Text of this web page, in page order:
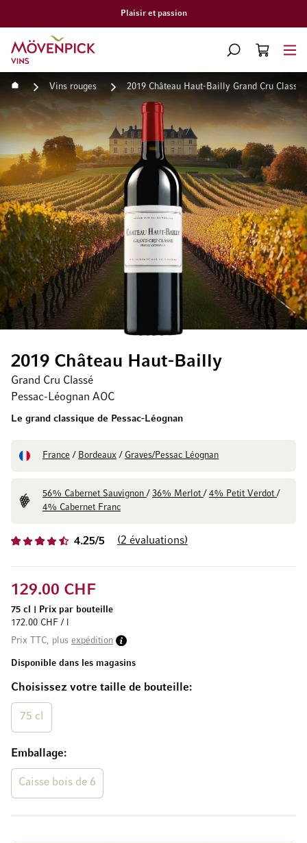
Plaisir et passion
Aller à la page d'accueil
CHERCHERPANIERMinicart
Accueil Vins rouges 2019 Château Haut-Bailly Grand Cru Classé
4.25/5 2 évaluations
2019 Château Haut-Bailly
Grand Cru Classé
Pessac-Léognan AOC
Le grand classique de Pessac-Léognan
France / Bordeaux / Graves/Pessac Léognan
56% Cabernet Sauvignon/ 36% Merlot/ 4% Petit Verdot/
4% Cabernet Franc
Choisissez votre taille de bouteille
75 cl
Emballage
Caisse bois de 6
129.00 CHF
75 cl
Prix par bouteille
172.00 CHF / l
Prix TTC, plus expédition
Disponible dans les magasins
Passer à la fin de la galerie d’images
Passer au début de la